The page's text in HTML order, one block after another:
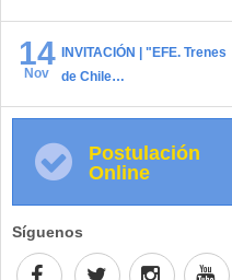
14
Nov
INVITACIÓN | "EFE. Trenes
de Chile…
Postulación
Online
Síguenos